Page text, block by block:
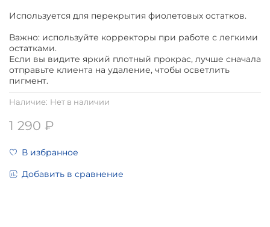
Наличие: Нет в наличии
1 290 ₽
В избранное
Добавить в сравнение
Используется для перекрытия фиолетовых остатков.
Важно: используйте корректоры при работе с легкими
остатками.
Если вы видите яркий плотный прокрас, лучше сначала
отправьте клиента на удаление, чтобы осветлить
пигмент.